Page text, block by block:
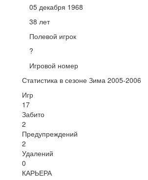
05 декабря 1968
38 лет
Полевой игрок
?
Игровой номер
Статистика в сезоне Зима 2005-2006
Игр
17
Забито
2
Предупреждений
2
Удалений
0
КАРЬЕРА